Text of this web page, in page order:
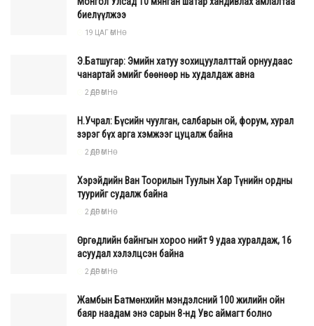
биелүүлжээ
19 ЦАГ ӨМНӨ
Э.Батшугар: Эмийн хатуу зохицуулалттай орнуудаас
чанартай эмийг бөөнөөр нь худалдаж авна
2 ӨДӨР ӨМНӨ
Н.Учрал: Бүсийн чуулган, салбарын ой, форум, хурал
зэрэг бүх арга хэмжээг цуцалж байна
2 ӨДӨР ӨМНӨ
Хэрэйдийн Ван Тоорилын Туулын Хар Түнийн ордны
туурийг судалж байна
2 ӨДӨР ӨМНӨ
Өргөдлийн байнгын хороо нийт 9 удаа хуралдаж, 16
асуудал хэлэлцсэн байна
2 ӨДӨР ӨМНӨ
Жамбын Батмөнхийн мэндэлсний 100 жилийн ойн
баяр наадам энэ сарын 8-нд Увс аймагт болно